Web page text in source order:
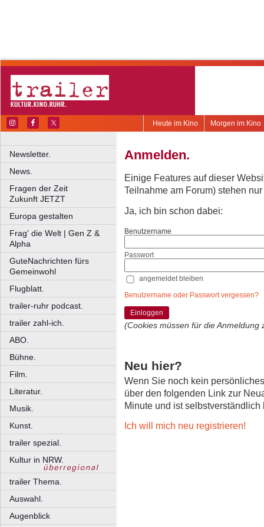
Morgen im Kino
Heute im Kino
Newsletter.
News.
Fragen der Zeit
Zukunft JETZT
Europa gestalten
Frag' die Welt | Gen Z &
Alpha
GuteNachrichten fürs
Gemeinwohl
Flugblatt.
trailer-ruhr podcast.
trailer zahl-ich.
ABO.
Bühne.
Film.
Literatur.
Musik.
Kunst.
trailer spezial.
Kultur in NRW.
trailer Thema.
Auswahl.
Augenblick
Anmelden.
Einige Features auf dieser
Teilnahme am Forum) stehen
Ja, ich bin schon dabei:
Benutzername
Passwort
angemeldet bleiben
Benutzername oder Passwort vergessen?
Einloggen
(Cookies müssen für die Anmeldung
Neu hier?
Wenn Sie noch kein
über den folgenden Link zur
Minute und ist selbstverständlich
Ich will mich neu registrieren!